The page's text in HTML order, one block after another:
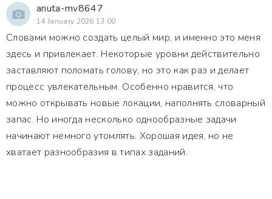
anuta-mv8647
14 January 2026 13:00
Словами можно создать целый мир, и именно это меня
здесь и привлекает. Некоторые уровни действительно
заставляют поломать голову, но это как раз и делает
процесс увлекательным. Особенно нравится, что
можно открывать новые локации, наполнять словарный
запас. Но иногда несколько однообразные задачи
начинают немного утомлять. Хорошая идея, но не
хватает разнообразия в типах заданий.